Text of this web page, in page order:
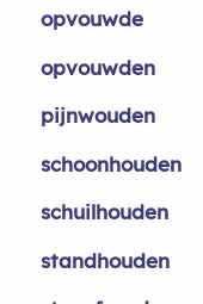
opvouwde
opvouwden
pijnwouden
schoonhouden
schuilhouden
standhouden